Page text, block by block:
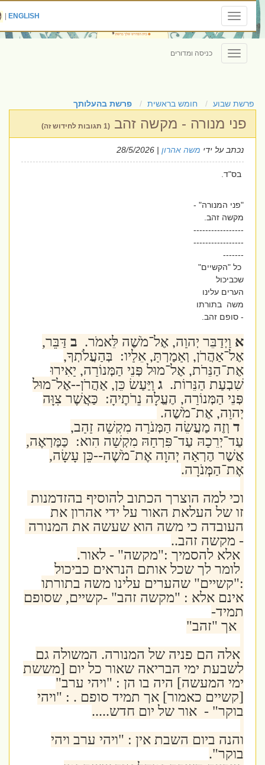
Toggle
navigation
ENGLISH
|
Toggle
navigation
כניסה ומדורים
פרשת שבוע חומש בראשית פרשת בהעלותך
פני מנורה - מקשה זהב(1 תגובות לחידוש זה)
נכתב על ידימשה אהרון| 28/5/2026
בס"ד.
"פני המנורה" -
מקשה זהב.
-----------------
-----------------
-------
כל "הקשיים"
שכביכול
הערים עלינו
משה בתורתו
- סופם זהב.
וַיְדַבֵּר יְהוָה, אֶל־מֹשֶׁה לֵּאמֹר.ב דַּבֵּר,
אֶל־אַהֲרֹן, וְאָמַרְתָּ, אֵלָיו: בְּהַעֲלֹתְךָ,
אֶת־הַנֵּרֹת, אֶל־מוּל פְּנֵי הַמְּנוֹרָה, יָאִירוּ
שִׁבְעַת הַנֵּרוֹת.ג וַיַּעַשׂ כֵּן, אַהֲרֹן--אֶל־מוּל
פְּנֵי הַמְּנוֹרָה, הֶעֱלָה נֵרֹתֶיהָ: כַּאֲשֶׁר צִוָּה
יְהוָה, אֶת־מֹשֶׁה.
וְזֶה מַעֲשֵׂה הַמְּנֹרָה מִקְשָׁה זָהָב,
עַד־יְרֵכָהּ עַד־פִּרְחָהּ מִקְשָׁה הִוא: כַּמַּרְאֶה,
אֲשֶׁר הֶרְאָה יְהוָה אֶת־מֹשֶׁה--כֵּן עָשָׂה,
אֶת־הַמְּנֹרָה.
וכי למה הוצרך הכתוב להוסיף בהזדמנות
זו של העלאת האור על ידי אהרון את
העובדה כי משה הוא שעשה את המנורה
- מקשה זהב..
אלא להסמיך :"מקשה" - לאור.
לומר לך שכל אותם הנראים כביכול
:"קשיים" שהערים עלינו משה בתורתו
אינם אלא : "מקשה זהב" -קשיים, שסופם
תמיד-
אך "זהב"
אלה הם פניה של המנורה. המשולה גם
לשבעת ימי הבריאה שאור כל יום [מששת
ימי המעשה] היה בו הן : "ויהי ערב"
[קשיים כאמור] אך תמיד סופם . : "ויהי
בוקר" - אור של יום חדש.....
והנה ביום השבת אין : "ויהי ערב ויהי
בוקר".